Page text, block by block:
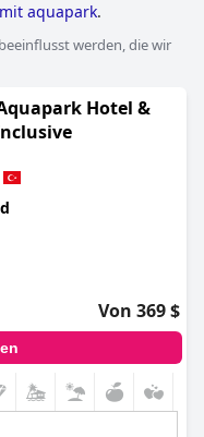
aquapark.
werden, die wir
Hotel &
Von 369 $